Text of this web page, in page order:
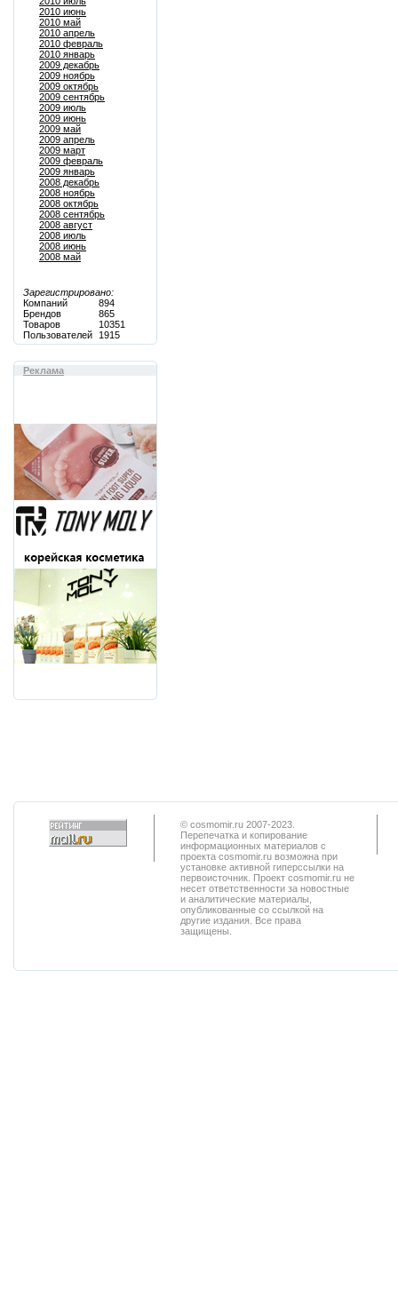
2010 июнь
2010 май
2010 апрель
2010 февраль
2010 январь
2009 декабрь
2009 ноябрь
2009 октябрь
2009 сентябрь
2009 июль
2009 июнь
2009 май
2009 апрель
2009 март
2009 февраль
2009 январь
2008 декабрь
2008 ноябрь
2008 октябрь
2008 сентябрь
2008 август
2008 июль
2008 июнь
2008 май
Зарегистрировано:
Компаний
894
Брендов
865
Товаров
10351
Пользователей
1915
Реклама
© cosmomir.ru 2007-2023.
Перепечатка и копирование
информационных материалов с
проекта cosmomir.ru возможна при
установке активной гиперссылки на
первоисточник. Проект cosmomir.ru не
несет ответственности за новостные
и аналитические материалы,
опубликованные со ссылкой на
другие издания. Все права
защищены.